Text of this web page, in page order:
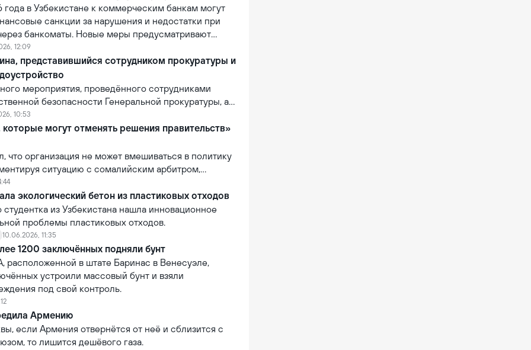
сетей для лиц младше 16 лет.
года в Узбекистане к коммерческим банкам могут
санкции за нарушения и недостатки при
банкоматы. Новые меры предусматривают
банков за сбои в работе банкоматов и
клиентов при проведении операций
самообслуживания.
12:09
представившийся сотрудником прокуратуры и
мероприятия, проведённого сотрудниками
безопасности Генеральной прокуратуры, а
Департамента по Кашкадарьинской области, был
подозреваемый в мошенничестве.
10:53
могут отменять решения правительств»
что организация не может вмешиваться в политику
ситуацию с сомалийским арбитром,
во въезде в США. По словам Инфантино, FIFA
отменять или изменять решения
экологический бетон из пластиковых отходов
из Узбекистана нашла инновационное
проблемы пластиковых отходов.
10.06.2026, 11:35
1200 заключённых подняли бунт
расположенной в штате Баринас в Венесуэле,
устроили массовый бунт и взяли
под свой контроль.
Армению
если Армения отвернётся от неё и сблизится с
то лишится дешёвого газа.